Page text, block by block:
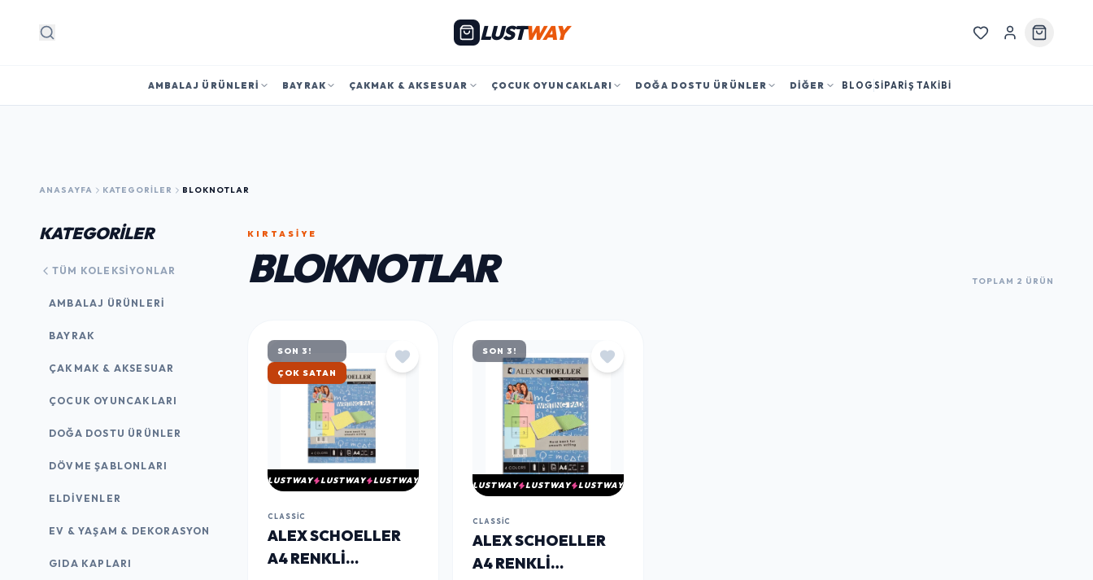
Arama LUSTWAY
AMBALAJ ÜRÜNLERI BAYRAK ÇAKMAK & AKSESUAR ÇOCUK OYUNCAKLARI DOĞA DOSTU ÜRÜNLER DİĞER BLOG SİPARİŞ TAKİBİ
ANASAYFA KATEGORILER BLOKNOTLAR
KATEGORİLER
TÜM KOLEKSIYONLAR
AMBALAJ ÜRÜNLERI
BAYRAK
ÇAKMAK & AKSESUAR
ÇOCUK OYUNCAKLARI
DOĞA DOSTU ÜRÜNLER
DÖVME ŞABLONLARI
ELDIVENLER
EV & YAŞAM & DEKORASYON
GIDA KAPLARI
KIRTASİYE
BLOKNOTLAR TOPLAM 2 ÜRÜN
SON 3!
ÇOK SATAN
LUSTWAY LUSTWAY LUSTWAY
CLASSIC
ALEX SCHOELLER
A4 RENKLI
SON 3!
LUSTWAY LUSTWAY LUSTWAY
CLASSIC
ALEX SCHOELLER
A4 RENKLI